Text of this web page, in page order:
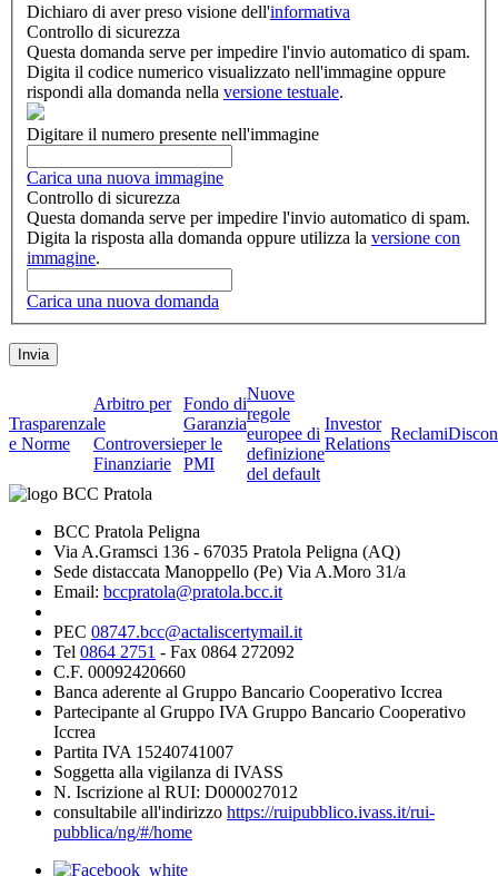
Dichiaro di aver preso visione dell'informativa
Controllo di sicurezza
Questa domanda serve per impedire l'invio automatico di spam.
Digita il codice numerico visualizzato nell'immagine oppure
rispondi alla domanda nella versione testuale.
Digitare il numero presente nell'immagine
Carica una nuova immagine
Controllo di sicurezza
Questa domanda serve per impedire l'invio automatico di spam.
Digita la risposta alla domanda oppure utilizza la versione con
immagine.
Carica una nuova domanda
Trasparenza
e Norme
Arbitro per
le
Controversie
Finanziarie
Fondo di
Garanzia
per le
PMI
Nuove
regole
europee di
definizione
del default
Investor
Relations
Reclami
BCC Pratola Peligna
Via A.Gramsci 136 - 67035 Pratola Peligna (AQ)
Sede distaccata Manoppello (Pe) Via A.Moro 31/a
Email: bccpratola@pratola.bcc.it
PEC 08747.bcc@actaliscertymail.it
Tel 0864 2751 - Fax 0864 272092
C.F. 00092420660
Banca aderente al Gruppo Bancario Cooperativo Iccrea
Partecipante al Gruppo IVA Gruppo Bancario Cooperativo
Iccrea
Partita IVA 15240741007
Soggetta alla vigilanza di IVASS
N. Iscrizione al RUI: D000027012
consultabile all'indirizzo https://ruipubblico.ivass.it/rui-
pubblica/ng/#/home